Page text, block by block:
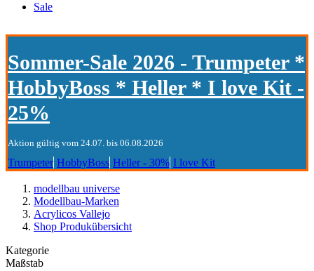
Sale
Sommer-Sale 2026 - Trumpeter *
HobbyBoss * Heller * I love Kit -
25%
Aktion gültig vom 24.07. bis 06.08.2026
Trumpeter HobbyBoss Heller - 30% I love Kit
modellbau universe
Modellbau-Marken
Acrylicos Vallejo
Shop Produkübersicht
Kategorie
Maßstab